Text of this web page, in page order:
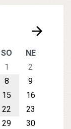
SO
NE
1
2
8
9
15
16
22
23
29
30